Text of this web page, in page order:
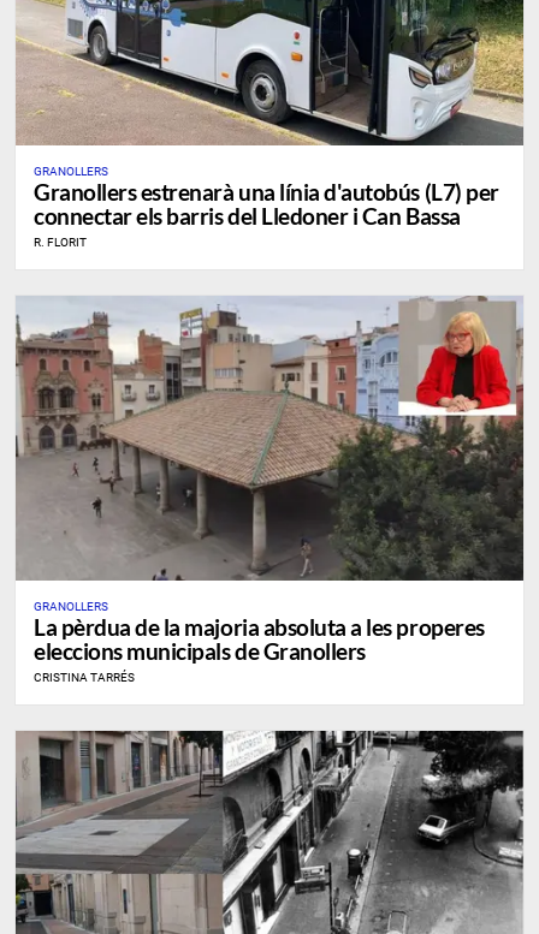
GRANOLLERS
Granollers estrenarà una línia d'autobús (L7) per
connectar els barris del Lledoner i Can Bassa
R. FLORIT
GRANOLLERS
​La pèrdua de la majoria absoluta a les properes
eleccions municipals de Granollers
CRISTINA TARRÉS